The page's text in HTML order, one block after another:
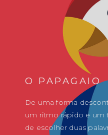
O PAPAGAIO
De uma forma
um ritmo rápido e um
de escolher duas